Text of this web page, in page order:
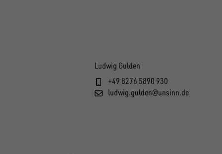
Ludwig Gulden
+49 8276 5890 930
ludwig.gulden@unsinn.de